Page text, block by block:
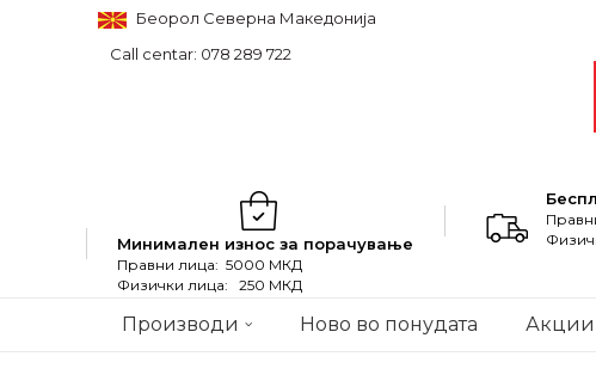
Беорол Северна Македонија
Call centar: 078 289 722
Минимален износ за порачување
Правни лица: 5000 МКД
Физички лица: 250 МКД
Производи Ново во понудата Акции